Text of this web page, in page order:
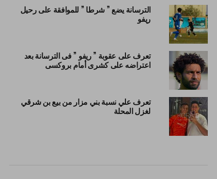
الترسانة يضع ” شرطا ” للموافقة على رحيل
ريفو
تعرف على عقوبة ” ريفو ” فى الترسانة بعد
اعتراضه على كشرى أمام بروكسى
تعرف علي نسبة بني مزار من بيع بن شرقي
لغزل المحلة